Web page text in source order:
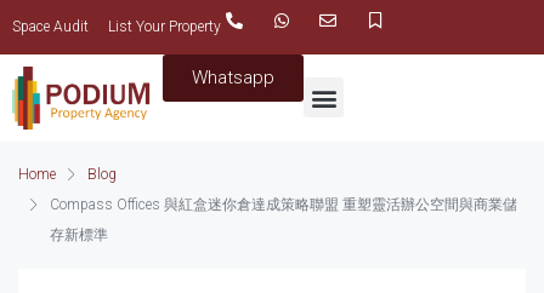
Space Audit List Your Property
Whatsapp
Home
Blog
Compass Offices 與紅盒迷你倉達成策略聯盟 重塑靈活辦公空間與商業儲
存新標準